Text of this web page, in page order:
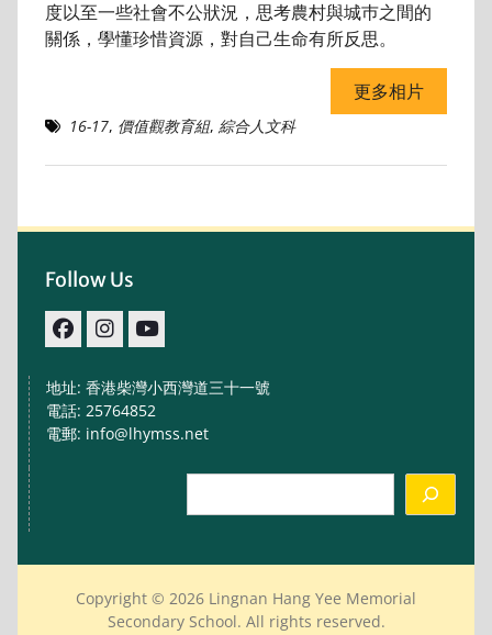
度以至一些社會不公狀況，思考農村與城巿之間的
關係，學懂珍惜資源，對自己生命有所反思。
更多相片
16-17, 價值觀教育組, 綜合人文科
Follow Us
地址: 香港柴灣小西灣道三十一號
電話: 25764852
電郵: info@lhymss.net
Copyright © 2026 Lingnan Hang Yee Memorial
Secondary School. All rights reserved.